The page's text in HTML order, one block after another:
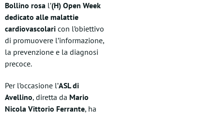
Bollino rosa l’(H) Open Week
dedicato alle malattie
cardiovascolari con l’obiettivo
di promuovere l’informazione,
la prevenzione e la diagnosi
precoce.
Per l’occasione l’ASL di
Avellino, diretta da Mario
Nicola Vittorio Ferrante, ha